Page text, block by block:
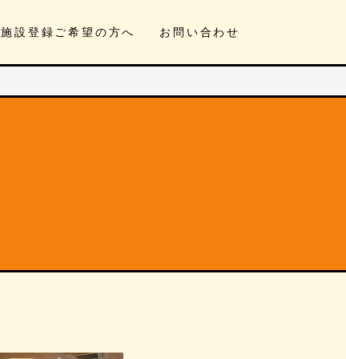
施設登録ご希望の方へ お問い合わせ